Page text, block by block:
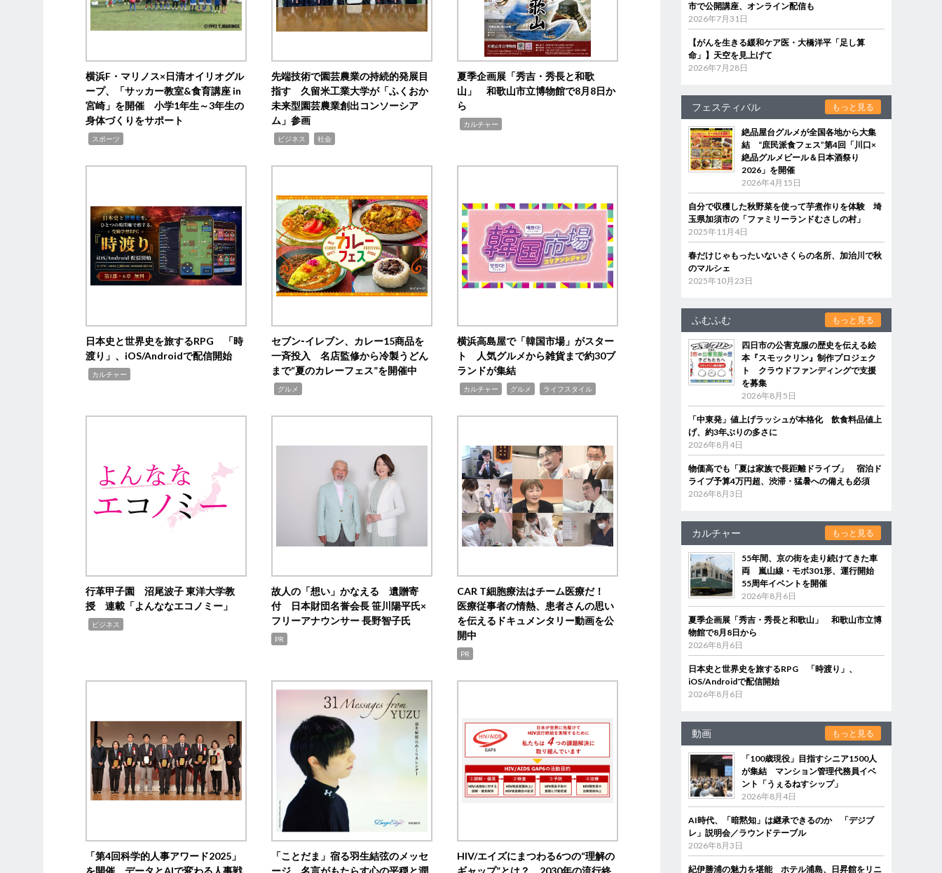
横浜F・マリノス×日清オイリオグル
ープ、「サッカー教室&食育講座 in
宮崎」を開催 小学1年生～3年生の
身体づくりをサポート
スポーツ
先端技術で園芸農業の持続的発展目
指す 久留米工業大学が「ふくおか
未来型園芸農業創出コンソーシア
ム」参画
ビジネス 社会
夏季企画展「秀吉・秀長と和歌
山」 和歌山市立博物館で8月8日か
ら
カルチャー
日本史と世界史を旅するRPG 「時
渡り」、iOS/Androidで配信開始
カルチャー
セブン‐イレブン、カレー15商品を
一斉投入 名店監修から冷製うどん
まで“夏のカレーフェス”を開催中
グルメ
横浜高島屋で「韓国市場」がスター
ト 人気グルメから雑貨まで約30ブ
ランドが集結
カルチャー グルメ ライフスタイル
行革甲子園 沼尾波子 東洋大学教
授 連載「よんななエコノミー」
ビジネス
故人の「想い」かなえる 遺贈寄
付 日本財団名誉会長 笹川陽平氏×
フリーアナウンサー 長野智子氏
PR
CAR T細胞療法はチーム医療だ！
医療従事者の情熱、患者さんの思い
を伝えるドキュメンタリー動画を公
開中
PR
「第4回科学的人事アワード2025」
を開催 データとAIで変わる人事戦
「ことだま」宿る羽生結弦のメッセ
ージ 名言がもたらす心の平穏と潤
HIV/エイズにまつわる6つの“理解の
ギャップ”とは？ 2030年の流行終
市で公開講座、オンライン配信も
2026年7月31日
【がんを生きる緩和ケア医・大橋洋平「足し算
命」】天空を見上げて
2026年7月28日
フェスティバル もっと見る
絶品屋台グルメが全国各地から大集
結 “庶民派食フェス”第4回「川口×
絶品グルメビール＆日本酒祭り
2026」を開催
2026年4月15日
自分で収穫した秋野菜を使って芋煮作りを体験 埼
玉県加須市の「ファミリーランドむさしの村」
2025年11月4日
春だけじゃもったいないさくらの名所、加治川で秋
のマルシェ
2025年10月23日
ふむふむ もっと見る
四日市の公害克服の歴史を伝える絵
本『スモックリン』制作プロジェク
ト クラウドファンディングで支援
を募集
2026年8月5日
「中東発」値上げラッシュが本格化 飲食料品値上
げ、約3年ぶりの多さに
2026年8月4日
物価高でも「夏は家族で長距離ドライブ」 宿泊ド
ライブ予算4万円超、渋滞・猛暑への備えも必須
2026年8月3日
カルチャー もっと見る
55年間、京の街を走り続けてきた車
両 嵐山線・モボ301形、運行開始
55周年イベントを開催
2026年8月6日
夏季企画展「秀吉・秀長と和歌山」 和歌山市立博
物館で8月8日から
2026年8月6日
日本史と世界史を旅するRPG 「時渡り」、
iOS/Androidで配信開始
2026年8月6日
動画 もっと見る
「100歳現役」目指すシニア1500人
が集結 マンション管理代務員イベ
ント「うぇるねすシップ」
2026年8月4日
AI時代、「暗黙知」は継承できるのか 「デジブ
レ」説明会／ラウンドテーブル
2026年8月3日
紀伊勝浦の魅力を堪能 ホテル浦島、日昇館をリニ